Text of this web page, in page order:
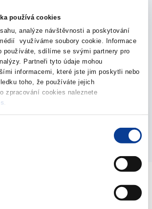
používá cookies
analýze návštěvnosti a poskytování
využíváme soubory cookie. Informace
používáte, sdílíme se svými partnery pro
Partneři tyto údaje mohou
informacemi, které jste jim poskytli nebo
toho, že používáte jejich
zpracování cookies naleznete
.
z provozování loterií a jiných
za rok 2007
ČR